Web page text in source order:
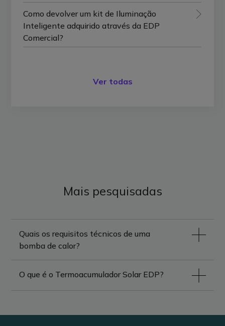
Como devolver um kit de Iluminação
Inteligente adquirido através da EDP
Comercial?
Ver todas
Mais pesquisadas
Quais os requisitos técnicos de uma
bomba de calor?
O que é o Termoacumulador Solar EDP?